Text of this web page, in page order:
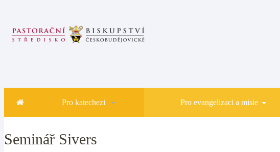
Pro katechezi Pro evangelizaci a misie
Seminář Sivers